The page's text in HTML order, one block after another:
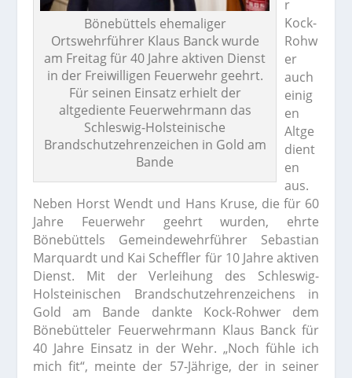
Bönebüttels ehemaliger
Ortswehrführer Klaus Banck wurde
am Freitag für 40 Jahre aktiven Dienst
in der Freiwilligen Feuerwehr geehrt.
Für seinen Einsatz erhielt der
altgediente Feuerwehrmann das
Schleswig-Holsteinische
Brandschutzehrenzeichen in Gold am
Bande
r
Kock-
Rohw
er
auch
einig
en
Altge
dient
en
aus.
Neben Horst Wendt und Hans Kruse, die für 60
Jahre Feuerwehr geehrt wurden, ehrte
Bönebüttels Gemeindewehrführer Sebastian
Marquardt und Kai Scheffler für 10 Jahre aktiven
Dienst. Mit der Verleihung des Schleswig-
Holsteinischen Brandschutzehrenzeichens in
Gold am Bande dankte Kock-Rohwer dem
Bönebütteler Feuerwehrmann Klaus Banck für
40 Jahre Einsatz in der Wehr. „Noch fühle ich
mich fit“, meinte der 57-Jährige, der in seiner